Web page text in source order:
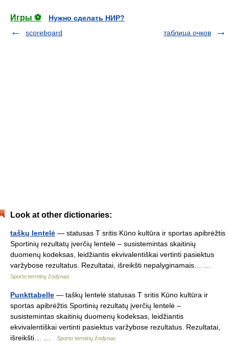
Игры ⚽
Нужно сделать НИР?
scoreboard
таблица очков
Look at other dictionaries:
taškų lentelė — statusas T sritis Kūno kultūra ir sportas apibrėžtis
Sportinių rezultatų įverčių lentelė – susistemintas skaitinių
duomenų kodeksas, leidžiantis ekvivalentiškai vertinti pasiektus
varžybose rezultatus. Rezultatai, išreikšti nepalyginamais… …
Sporto terminų žodynas
Punkttabelle — taškų lentelė statusas T sritis Kūno kultūra ir
sportas apibrėžtis Sportinių rezultatų įverčių lentelė –
susistemintas skaitinių duomenų kodeksas, leidžiantis
ekvivalentiškai vertinti pasiektus varžybose rezultatus. Rezultatai,
išreikšti… …
Sporto terminų žodynas